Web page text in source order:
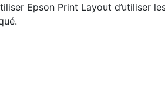
Epson Print Layout d’utiliser